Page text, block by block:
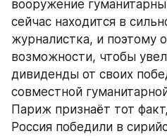
вооружение
сейчас находится в
журналистка, и поэтому
возможности, чтобы
дивиденды от своих
совместной
Париж признаёт тот
Россия победили в